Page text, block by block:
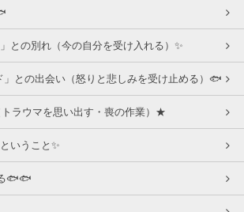
との別れ（今の自分を受け入れる）✨
との出会い（怒りと悲しみを受け止める）🐟
ラウマを思い出す・喪の作業）★
いうこと✨
🐟🐟